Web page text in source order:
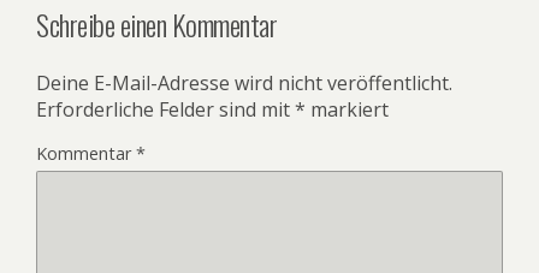
Schreibe einen Kommentar
Deine E-Mail-Adresse wird nicht veröffentlicht.
Erforderliche Felder sind mit* markiert
Kommentar*